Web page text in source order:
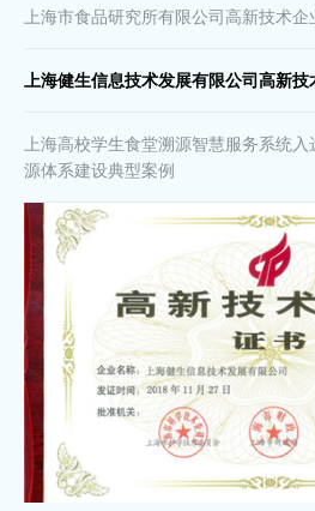
上海市食品研究所有限公司高新技术企
上海健生信息技术发展有限公司高新技
上海高校学生食堂溯源智慧服务系统
源体系建设典型案例